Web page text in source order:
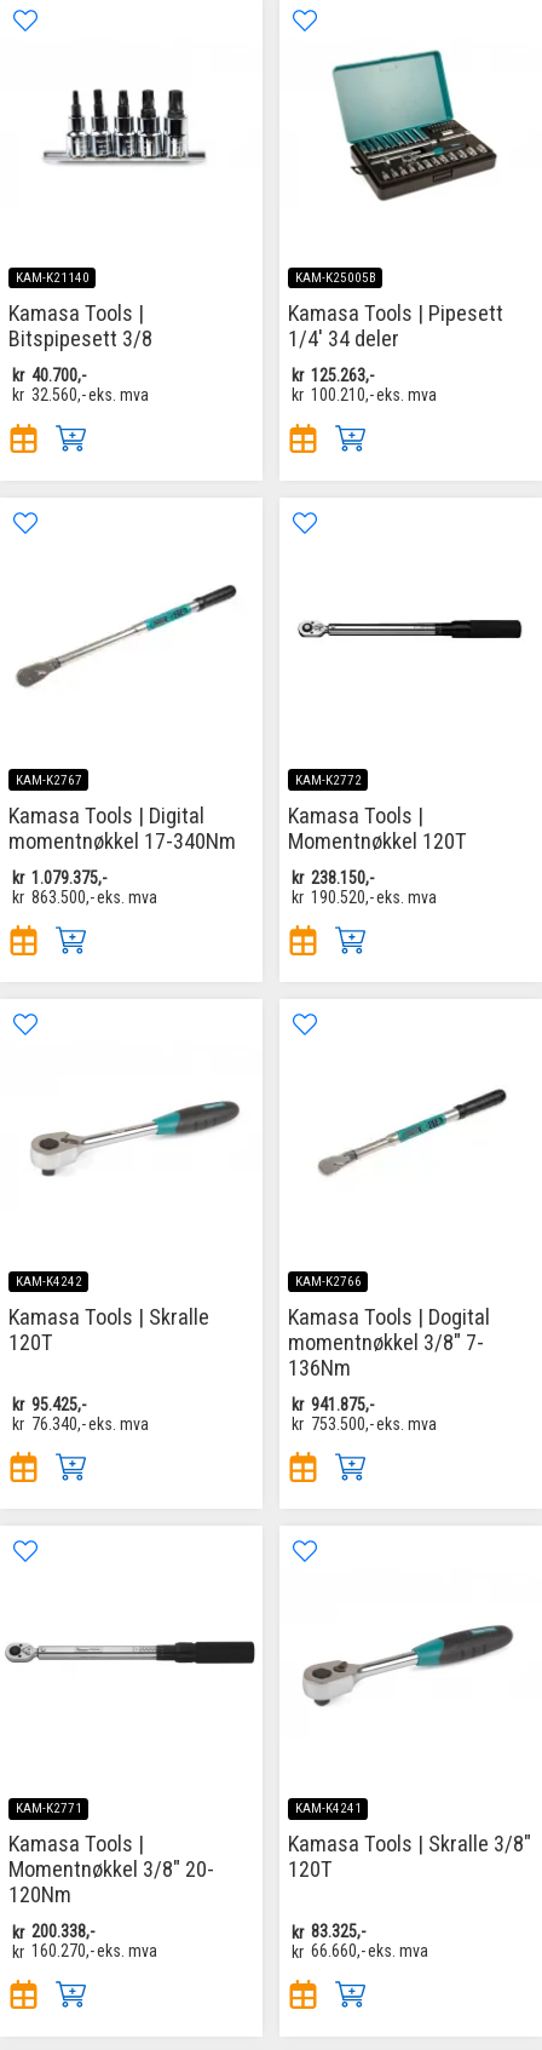
KAM-K21140
Kamasa Tools |
Bitspipesett 3/8
kr 40.700,-
kr 32.560,-eks. mva
KAM-K25005B
Kamasa Tools | Pipesett
1/4' 34 deler
kr 125.263,-
kr 100.210,-eks. mva
KAM-K2767
Kamasa Tools | Digital
momentnøkkel 17-340Nm
kr 1.079.375,-
kr 863.500,-eks. mva
KAM-K2772
Kamasa Tools |
Momentnøkkel 120T
kr 238.150,-
kr 190.520,-eks. mva
KAM-K4242
Kamasa Tools | Skralle
120T
kr 95.425,-
kr 76.340,-eks. mva
KAM-K2766
Kamasa Tools | Dogital
momentnøkkel 3/8" 7-
136Nm
kr 941.875,-
kr 753.500,-eks. mva
KAM-K2771
Kamasa Tools |
Momentnøkkel 3/8" 20-
120Nm
kr 200.338,-
kr 160.270,-eks. mva
KAM-K4241
Kamasa Tools | Skralle 3/8"
120T
kr 83.325,-
kr 66.660,-eks. mva